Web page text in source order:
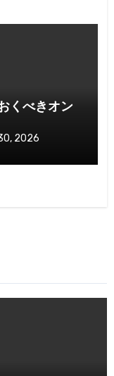
くべきオン
2026